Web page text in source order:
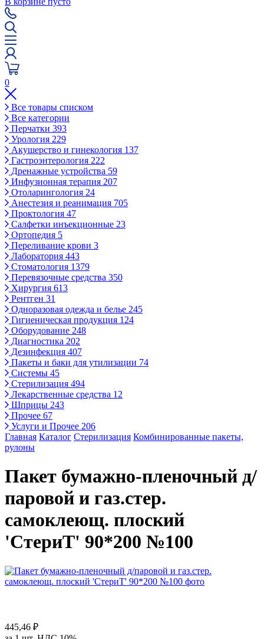
0
Все товары списком
Все категории
Перчатки 393
Урология 229
Акушерство и гинекология 137
Гастроэнтерология 222
Дренажные устройства 59
Инфузионная терапия 207
Отоларингология 24
Анестезия и реанимация 705
Проктология 47
Салфетки инъекционные 23
Ортопедия 5
Переливание крови 3
Лаборатория 443
Стоматология 1379
Перевязочные средства 350
Хирургия 613
Рентген 31
Одноразовая одежда и белье 245
Гигиеническая продукция 124
Оборудование 248
Диагностика 202
Дезинфекция 407
Пакеты и баки для утилизации 74
Системы 45
Стерилизация 494
Лекарственные средства 12
Шприцы 243
Прочее 67
Услуги и Прочее 206
Главная Каталог Стерилизация Комбинированные пакеты,
рулоны
Пакет бумажно-пленочный д/
паровой и газ.стер.
самоклеющ. плоский
'СтериТ' 90*200 №100
445,46 ₽